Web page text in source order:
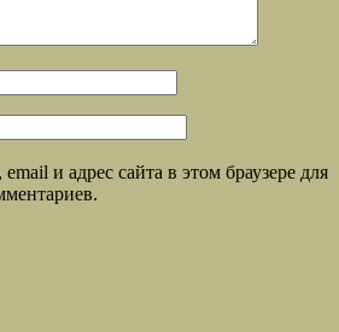
и адрес сайта в этом браузере для